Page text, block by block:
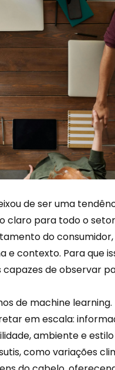
de ser uma
claro para todo o
do consumidor,
e contexto. Para que
de observar
de machine learning.
em escala:
ambiente e estilo
como variações